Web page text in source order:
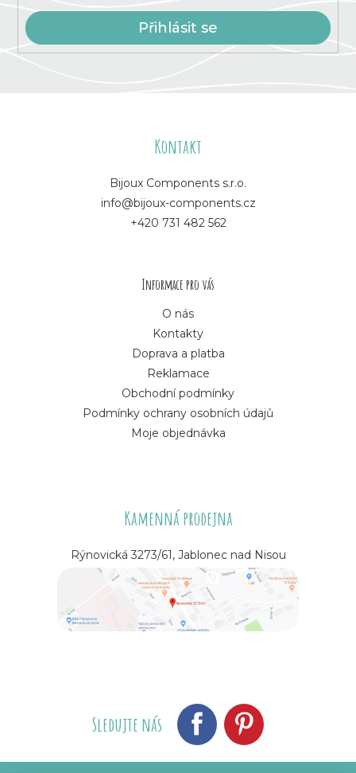
i
s
Přihlásit se
Kontakt
Bijoux Components s.r.o.
info@bijoux-components.cz
+420 731 482 562
Informace pro vás
O nás
Kontakty
Doprava a platba
Reklamace
Obchodní podmínky
Podmínky ochrany osobních údajů
Moje objednávka
Kamenná prodejna
Rýnovická 3273/61, Jablonec nad Nisou
Sledujte nás